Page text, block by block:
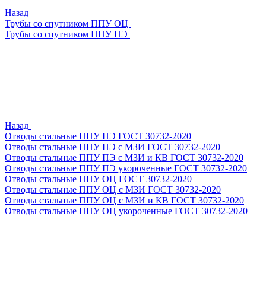
Назад
Трубы со спутником ППУ ОЦ
Трубы со спутником ППУ ПЭ
Назад
Отводы стальные ППУ ПЭ ГОСТ 30732-2020
Отводы стальные ППУ ПЭ с МЗИ ГОСТ 30732-2020
Отводы стальные ППУ ПЭ с МЗИ и КВ ГОСТ 30732-2020
Отводы стальные ППУ ПЭ укороченные ГОСТ 30732-2020
Отводы стальные ППУ ОЦ ГОСТ 30732-2020
Отводы стальные ППУ ОЦ с МЗИ ГОСТ 30732-2020
Отводы стальные ППУ ОЦ с МЗИ и КВ ГОСТ 30732-2020
Отводы стальные ППУ ОЦ укороченные ГОСТ 30732-2020